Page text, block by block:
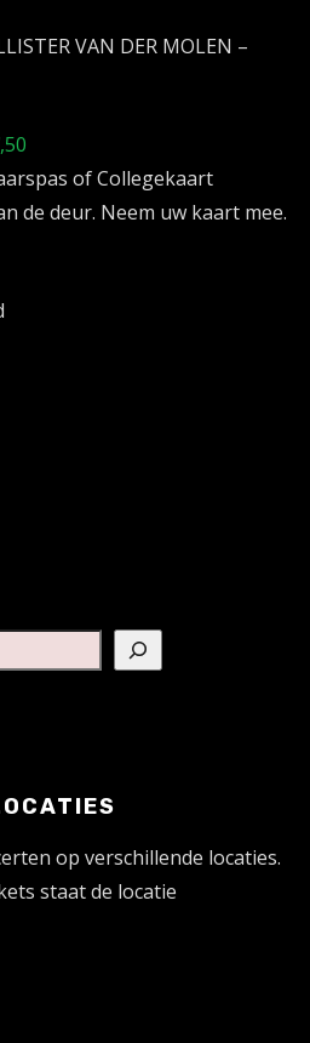
VAN DER MOLEN –
of Collegekaart
de deur. Neem uw kaart mee.
op verschillende locaties.
staat de locatie